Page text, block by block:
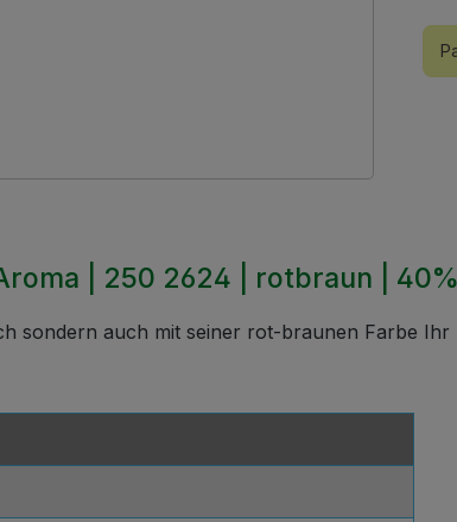
| 250 2624 | rotbraun |
sondern auch mit seiner rot-braunen Farbe